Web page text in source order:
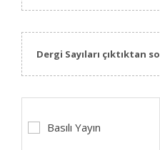
Dergi Sayıları çıktıktan
Basılı Yayın